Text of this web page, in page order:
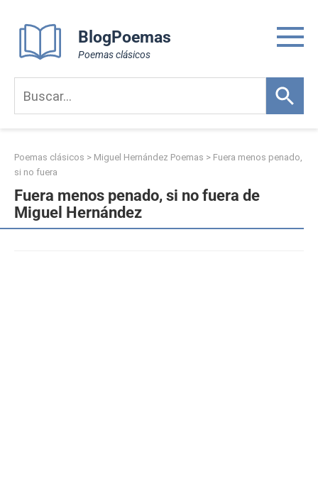
content
BlogPoemas
Poemas clásicos
Poemas clásicos > Miguel Hernández Poemas > Fuera menos penado,
si no fuera
Fuera menos penado, si no fuera de
Miguel Hernández